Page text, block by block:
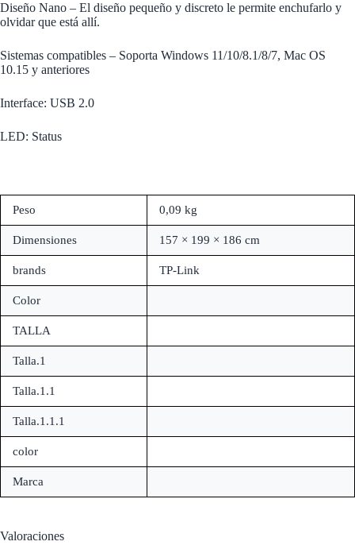
Diseño Nano – El diseño pequeño y discreto le permite enchufarlo y
olvidar que está allí.
Sistemas compatibles – Soporta Windows 11/10/8.1/8/7, Mac OS
10.15 y anteriores
Interface: USB 2.0
LED: Status
Peso 0,09 kg
Dimensiones 157 × 199 × 186 cm
brands TP-Link
Color
TALLA
Talla.1
Talla.1.1
Talla.1.1.1
color
Marca
Valoraciones